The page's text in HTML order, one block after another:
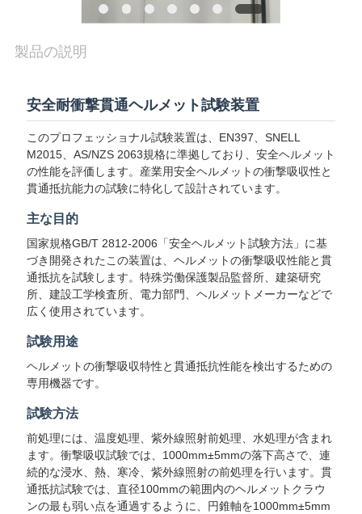
達
引
製品の説明
安全耐衝撃貫通ヘルメット試験装置
このプロフェッショナル試験装置は、EN397、SNELL
M2015、AS/NZS 2063規格に準拠しており、安全ヘルメット
の性能を評価します。産業用安全ヘルメットの衝撃吸収性と
貫通抵抗能力の試験に特化して設計されています。
主な目的
国家規格GB/T 2812-2006「安全ヘルメット試験方法」に基
づき開発されたこの装置は、ヘルメットの衝撃吸収性能と貫
通抵抗を試験します。特殊労働保護製品監督所、建築研究
所、建設工学検査所、電力部門、ヘルメットメーカーなどで
広く使用されています。
試験用途
ヘルメットの衝撃吸収特性と貫通抵抗性能を検出するための
専用機器です。
試験方法
前処理には、温度処理、紫外線照射前処理、水処理が含まれ
ます。衝撃吸収試験では、1000mm±5mmの落下高さで、連
続的な浸水、熱、寒冷、紫外線照射の前処理を行います。貫
通抵抗試験では、直径100mmの範囲内のヘルメットクラウ
ンの最も弱い点を通過するように、円錐軸を1000mm±5mm